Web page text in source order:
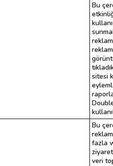
Bu
sitesi
Bu
fazla
veri